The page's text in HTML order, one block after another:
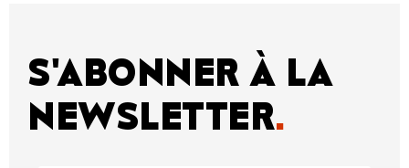
S'ABONNER À LA
NEWSLETTER.